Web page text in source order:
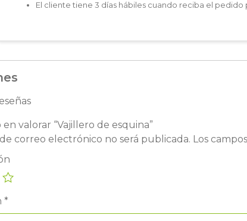
El cliente tiene 3 días hábiles cuando reciba el
valorar “Vajillero de esquina”
correo electrónico no será publicada. Los
*